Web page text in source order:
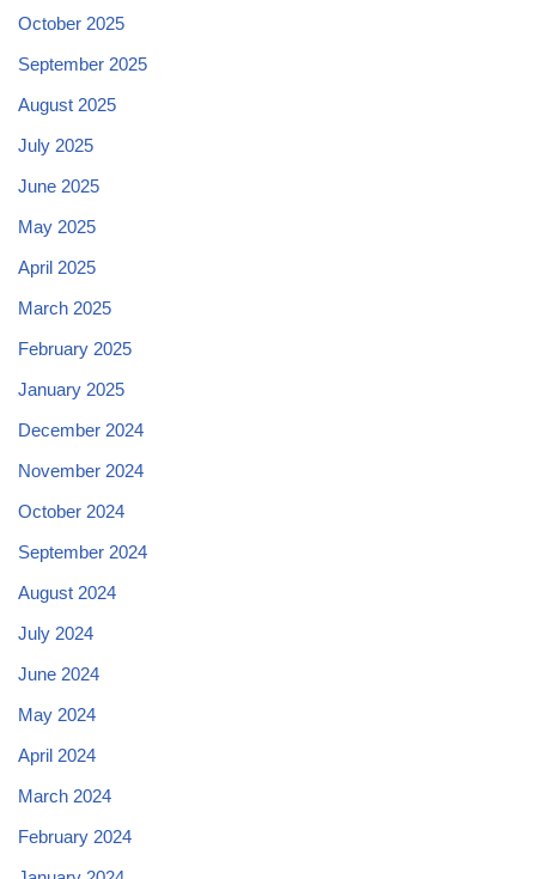
October 2025
September 2025
August 2025
July 2025
June 2025
May 2025
April 2025
March 2025
February 2025
January 2025
December 2024
November 2024
October 2024
September 2024
August 2024
July 2024
June 2024
May 2024
April 2024
March 2024
February 2024